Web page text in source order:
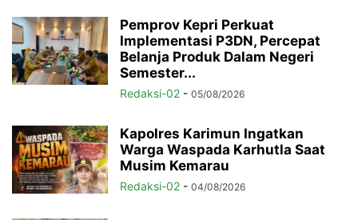
Pemprov Kepri Perkuat
Implementasi P3DN, Percepat
Belanja Produk Dalam Negeri
Semester...
Redaksi-02 - 05/08/2026
Kapolres Karimun Ingatkan
Warga Waspada Karhutla Saat
Musim Kemarau
Redaksi-02 - 04/08/2026